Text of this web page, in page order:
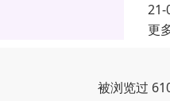
21-
更
被浏览过